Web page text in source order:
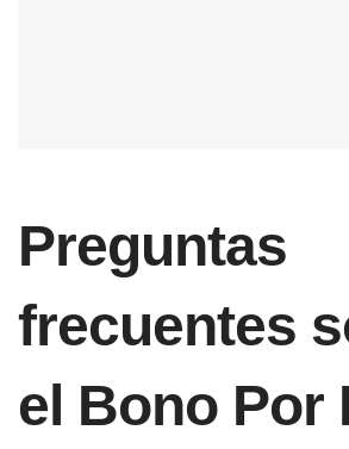
Preguntas
frecuentes
el Bono Por